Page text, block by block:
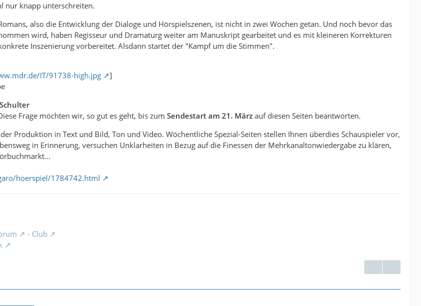
nur knapp unterschreiten.
also die Entwicklung der Dialoge und Hörspielszenen, ist nicht in zwei Wochen getan. Und noch bevor das
wird, haben Regisseur und Dramaturg weiter am Manuskript gearbeitet und es mit kleineren Korrekturen
Inszenierung vorbereitet. Alsdann startet der "Kampf um die Stimmen".
IT/91738-high.jpg
]
Frage möchten wir, so gut es geht, bis zum Sendestart am 21. März auf diesen Seiten beantworten.
Produktion in Text und Bild, Ton und Video. Wöchentliche Spezial-Seiten stellen Ihnen überdies Schauspieler vor,
in Erinnerung, versuchen Unklarheiten in Bezug auf die Finessen der Mehrkanaltonwiedergabe zu klären,
hoerspiel/1784742.html
- Club